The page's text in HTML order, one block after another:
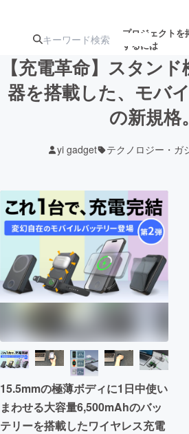
プロジェクトを
するには
注目の新着プロ募集
テクノロジー・ガジェット
映像・映画
ビジネス・起業
まちづくり・地域活性化
CAMPFIRE for Social Good
CAMPFIREふるさと納税machi-
【充電革命】スタン
器を搭載した、モバ
の新規格。
yi gadget テクノロジー・ガ
15.5mmの極薄ボディに1日中使い
まわせる大容量6,500mAhのバッ
テリーを搭載したワイヤレス充電